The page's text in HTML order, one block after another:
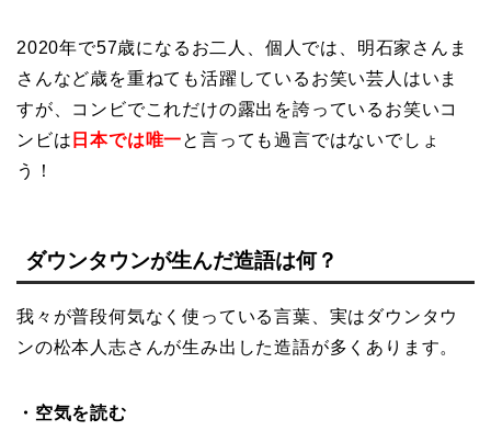
2020年で57歳になるお二人、個人では、明石家さんま
さんなど歳を重ねても活躍しているお笑い芸人はいま
すが、コンビでこれだけの露出を誇っているお笑いコ
ンビは 日本では唯一と言っても過言ではないでしょ
う！
ダウンタウンが生んだ造語は何？
我々が普段何気なく使っている言葉、実はダウンタウ
ンの松本人志さんが生み出した造語が多くあります。
・空気を読む